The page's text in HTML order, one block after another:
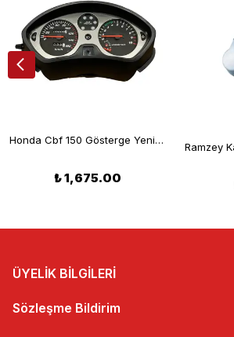
Honda Cbf 150 Gösterge Yeni Model
₺ 1,675.00
ÜYELİK BİLGİLERİ
Sözleşme Bildirim